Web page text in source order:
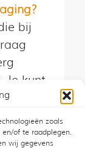
zoals
of te raadplegen.
wij gegevens
bij
Je kunt
sturen